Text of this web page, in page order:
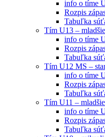
info o tíme
Rozpis
Tabuľka
Tím U13 –
info o tíme
Rozpis
Tabuľka
Tím U12 MS –
info o tíme
Rozpis
Tabuľka
Tím U11 –
info o tíme
Rozpis
Tabuľka